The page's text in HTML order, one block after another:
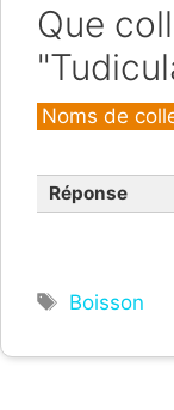
Que
Catégories
Noms de
Réponse
Étiquettes
Boisson